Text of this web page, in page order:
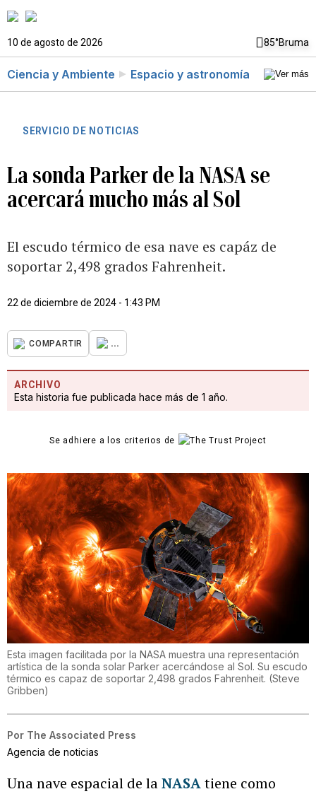
10 de agosto de 2026 85°Bruma
Ciencia y Ambiente Espacio y astronomía
SERVICIO DE NOTICIAS
La sonda Parker de la NASA se
acercará mucho más al Sol
El escudo térmico de esa nave es capáz de
soportar 2,498 grados Fahrenheit.
22 de diciembre de 2024 - 1:43 PM
COMPARTIR ...
ARCHIVO
Esta historia fue publicada hace más de 1 año.
Se adhiere a los criterios de
Esta imagen facilitada por la NASA muestra una representación
artística de la sonda solar Parker acercándose al Sol. Su escudo
térmico es capaz de soportar 2,498 grados Fahrenheit. (Steve
Gribben)
Por The Associated Press
Agencia de noticias
Una nave espacial de laNASAtiene como